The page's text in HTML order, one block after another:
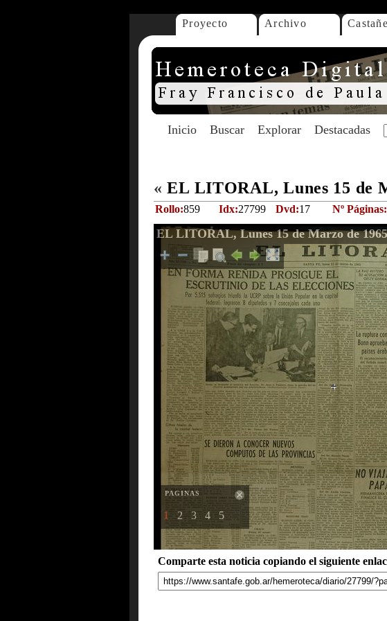
Proyecto Archivo
Inicio Buscar Explorar Destacadas
« EL LITORAL, Lunes 15 de
Rollo:859 Idx:27799 Dvd:17 Nº Páginas:
EL LITORAL, Lunes 15 de Marzo de 1965
PAGINAS
1 2 3 4 5
Comparte esta noticia copiando el siguiente